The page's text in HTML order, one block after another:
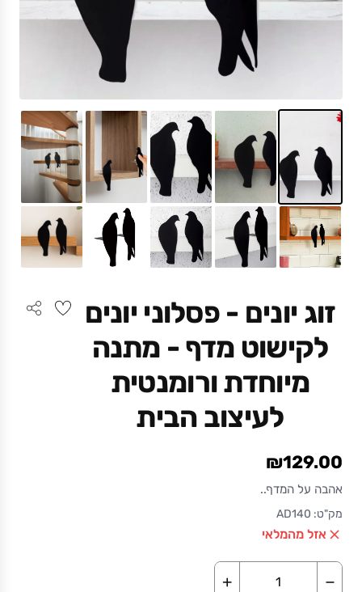
זוג יונים - פסלוני יונים
לקישוט מדף - מתנה
מיוחדת ורומנטית
לעיצוב הבית
₪129.00
אהבה על המדף..
מק"ט: AD140
אזל מהמלאי
−
+